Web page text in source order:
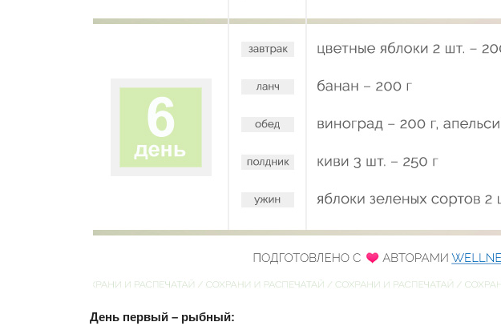
День первый – рыбный: